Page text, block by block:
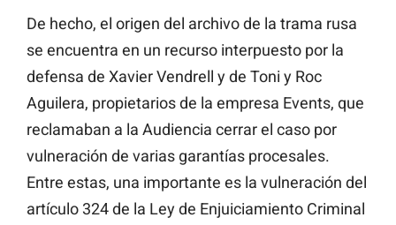
De hecho, el origen del archivo de la trama rusa
se encuentra en un recurso interpuesto por la
defensa de Xavier Vendrell y de Toni y Roc
Aguilera, propietarios de la empresa Events, que
reclamaban a la Audiencia cerrar el caso por
vulneración de varias garantías procesales.
Entre estas, una importante es la vulneración del
artículo 324 de la Ley de Enjuiciamiento Criminal